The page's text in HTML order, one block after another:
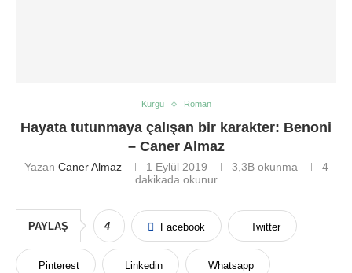
Kurgu Roman
Hayata tutunmaya çalışan bir karakter: Benoni
– Caner Almaz
Yazan Caner Almaz 1 Eylül 2019 3,3Bokunma
4
dakikada okunur
PAYLAŞ 4 Facebook Twitter
Pinterest Linkedin Whatsapp